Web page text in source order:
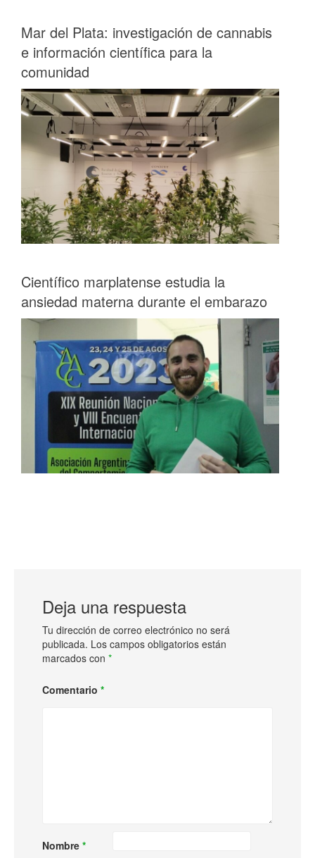
Mar del Plata: investigación de cannabis
e información científica para la
comunidad
Científico marplatense estudia la
ansiedad materna durante el embarazo
Deja una respuesta
Tu dirección de correo electrónico no será
publicada. Los campos obligatorios están
marcados con *
Comentario *
Nombre *